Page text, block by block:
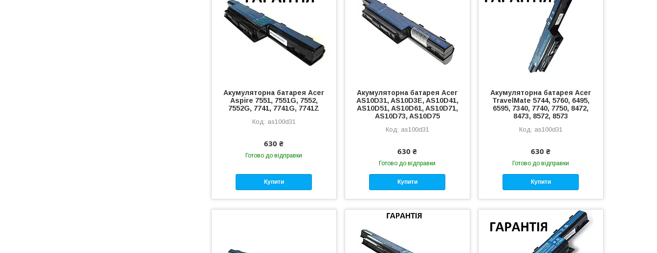
Акумуляторна батарея Acer
Aspire 7551, 7551G, 7552,
7552G, 7741, 7741G, 7741Z
as100d31
630 ₴
Готово до відправки
Купити
Акумуляторна батарея Acer
AS10D31, AS10D3E, AS10D41,
AS10D51, AS10D61, AS10D71,
AS10D73, AS10D75
as100d31
630 ₴
Готово до відправки
Купити
Акумуляторна батарея Acer
TravelMate 5744, 5760, 6495,
6595, 7340, 7740, 7750, 8472,
8473, 8572, 8573
as100d31
630 ₴
Готово до відправки
Купити